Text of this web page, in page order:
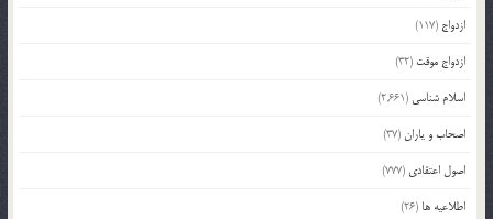
ازدواج (117)
ازدواج موقت (32)
اسلام شناسی (2,661)
اصحاب و یاران(37)
اصول اعتقادی (777)
اطلاعیه ها (26)